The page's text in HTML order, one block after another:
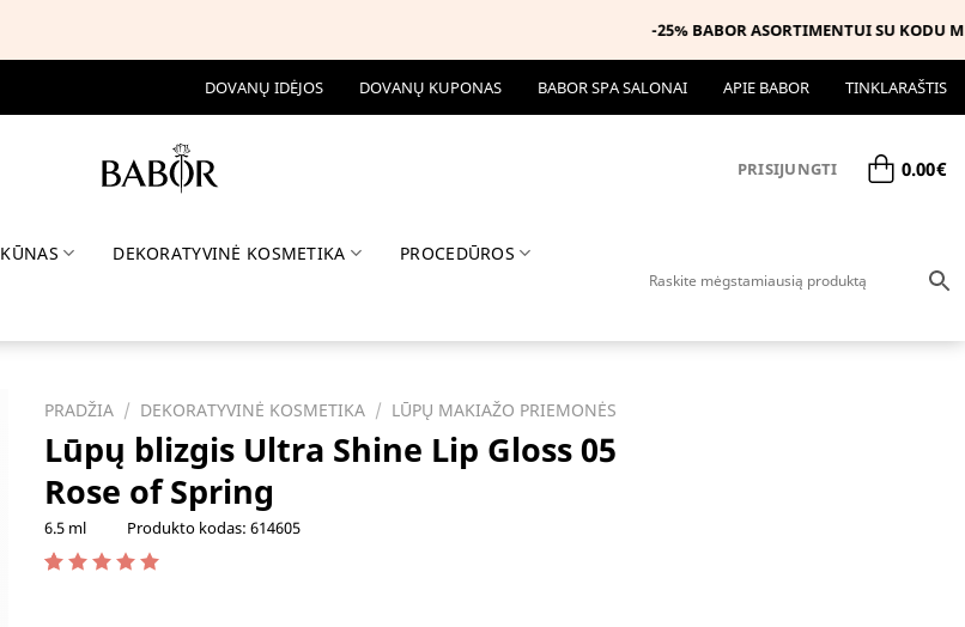
DOVANŲ IDĖJOS DOVANŲ KUPONAS BABOR SPA SALONAI APIE BABOR TINKLARAŠTIS
PRISIJUNGTI 0.00€
KŪNAS DEKORATYVINĖ KOSMETIKA PROCEDŪROS
PRADŽIA / DEKORATYVINĖ KOSMETIKA / LŪPŲ MAKIAŽO PRIEMONĖS
Lūpų blizgis Ultra Shine Lip Gloss 05
Rose of Spring
6.5 ml Produkto kodas: 614605